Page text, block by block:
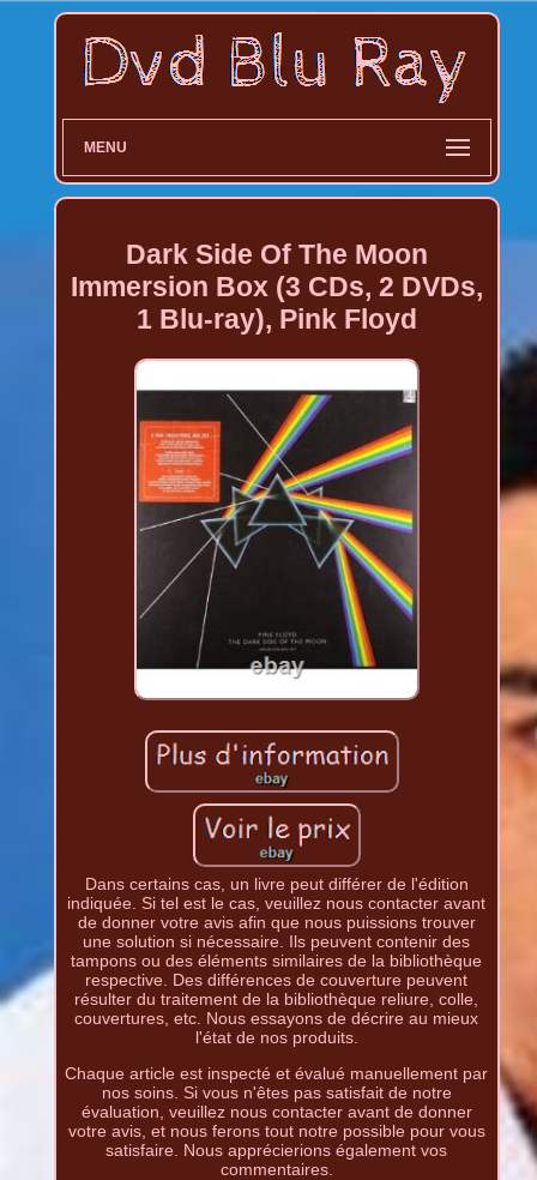
MENU
Dark Side Of The Moon
Immersion Box (3 CDs, 2 DVDs,
1 Blu-ray), Pink Floyd
Dans certains cas, un livre peut différer de l'édition
indiquée. Si tel est le cas, veuillez nous contacter avant
de donner votre avis afin que nous puissions trouver
une solution si nécessaire. Ils peuvent contenir des
tampons ou des éléments similaires de la bibliothèque
respective. Des différences de couverture peuvent
résulter du traitement de la bibliothèque reliure, colle,
couvertures, etc. Nous essayons de décrire au mieux
l'état de nos produits.
Chaque article est inspecté et évalué manuellement par
nos soins. Si vous n'êtes pas satisfait de notre
évaluation, veuillez nous contacter avant de donner
votre avis, et nous ferons tout notre possible pour vous
satisfaire. Nous apprécierions également vos
commentaires.